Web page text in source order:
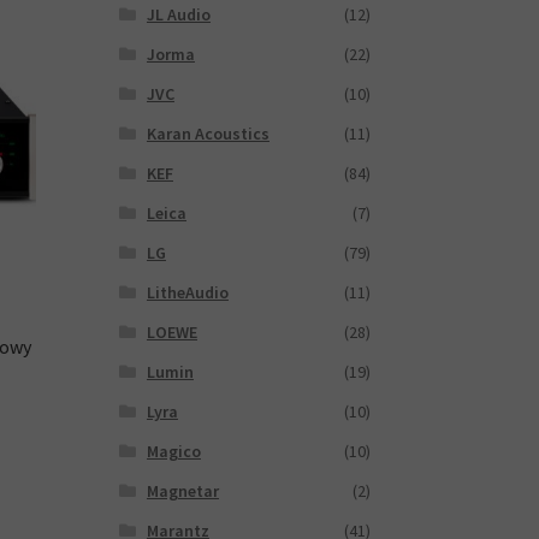
JL Audio
(12)
Jorma
(22)
JVC
(10)
Karan Acoustics
(11)
KEF
(84)
Leica
(7)
LG
(79)
LitheAudio
(11)
LOEWE
(28)
Lumin
(19)
Lyra
(10)
Magico
(10)
Magnetar
(2)
Marantz
(41)